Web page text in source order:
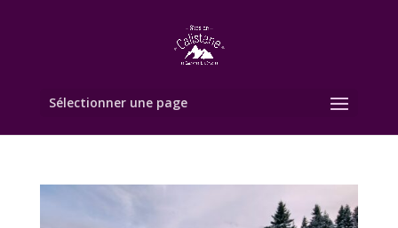
Sélectionner une page